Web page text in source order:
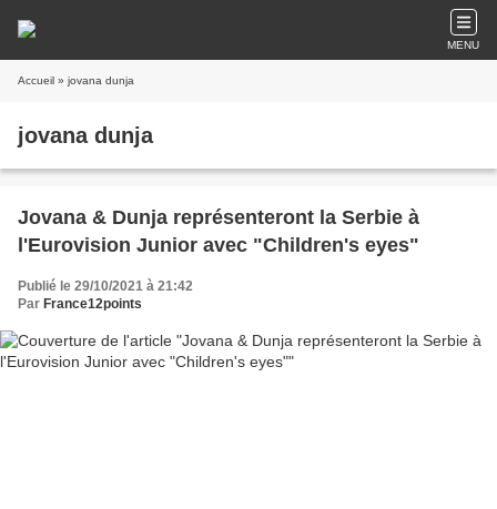
MENU
Accueil » jovana dunja
jovana dunja
Jovana & Dunja représenteront la Serbie à
l'Eurovision Junior avec "Children's eyes"
Publié le 29/10/2021 à 21:42
Par France12points